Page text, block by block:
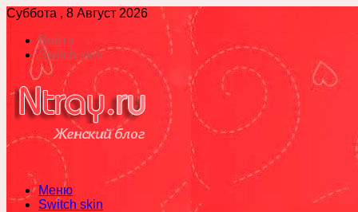
Суббота , 8 Август 2026
Войти
Switch skin
Меню
Switch skin